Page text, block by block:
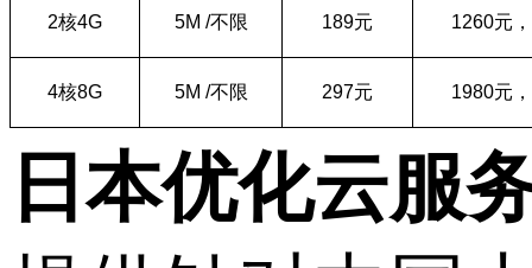
2核4G 5M /不限 189元 1260元，
4核8G 5M /不限 297元 1980元，
日本优化云服